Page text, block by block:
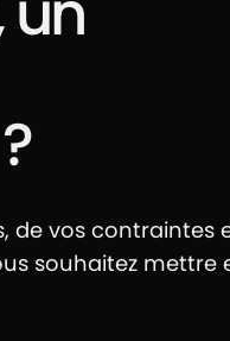
de vos contraintes
souhaitez mettre